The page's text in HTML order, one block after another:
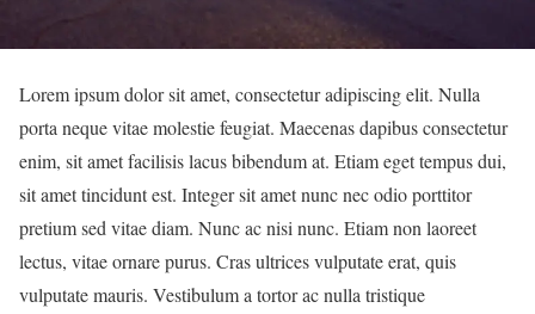
Lorem ipsum dolor sit amet, consectetur adipiscing elit. Nulla
porta neque vitae molestie feugiat. Maecenas dapibus consectetur
enim, sit amet facilisis lacus bibendum at. Etiam eget tempus dui,
sit amet tincidunt est. Integer sit amet nunc nec odio porttitor
pretium sed vitae diam. Nunc ac nisi nunc. Etiam non laoreet
lectus, vitae ornare purus. Cras ultrices vulputate erat, quis
vulputate mauris. Vestibulum a tortor ac nulla tristique